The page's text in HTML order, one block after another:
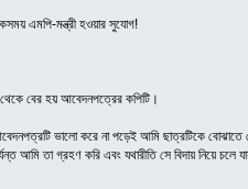
এমপি-মন্ত্রী হওয়ার সুযোগ!
থেকে বের হয় আবেদনপত্রের কপিটি।
ভালো করে না পড়েই আমি ছাত্রটিকে বোঝাতে
আমি তা গ্রহণ করি এবং যথারীতি সে বিদায় নিয়ে চলে